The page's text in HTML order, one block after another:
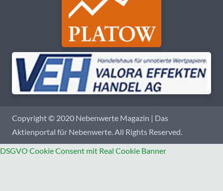
Copyright © 2020 Nebenwerte Magazin | Das
Aktienportal für Nebenwerte. All Rights Reserved.
DSGVO Cookie Consent mit Real Cookie Banner